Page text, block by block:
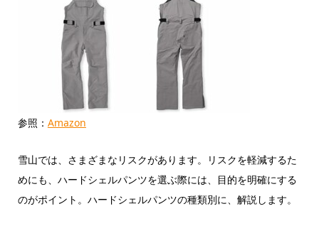
参照： Amazon
雪山では、さまざまなリスクがあります。リスクを軽減するた
めにも、ハードシェルパンツを選ぶ際には、目的を明確にする
のがポイント。ハードシェルパンツの種類別に、解説します。